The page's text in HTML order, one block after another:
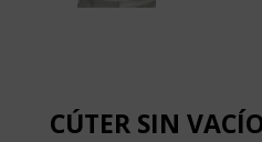
CÚTER SIN